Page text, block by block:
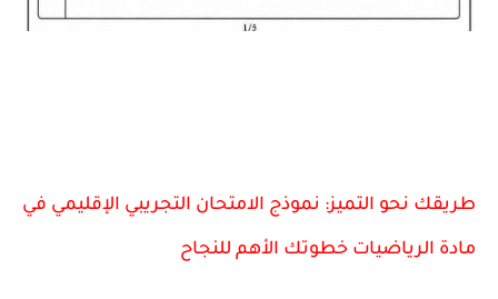
طريقك نحو التميز: نموذج الامتحان التجريبي الإقليمي في
مادة الرياضيات خطوتك الأهم للنجاح